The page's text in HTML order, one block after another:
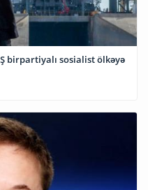
birpartiyalı sosialist ölkəyə